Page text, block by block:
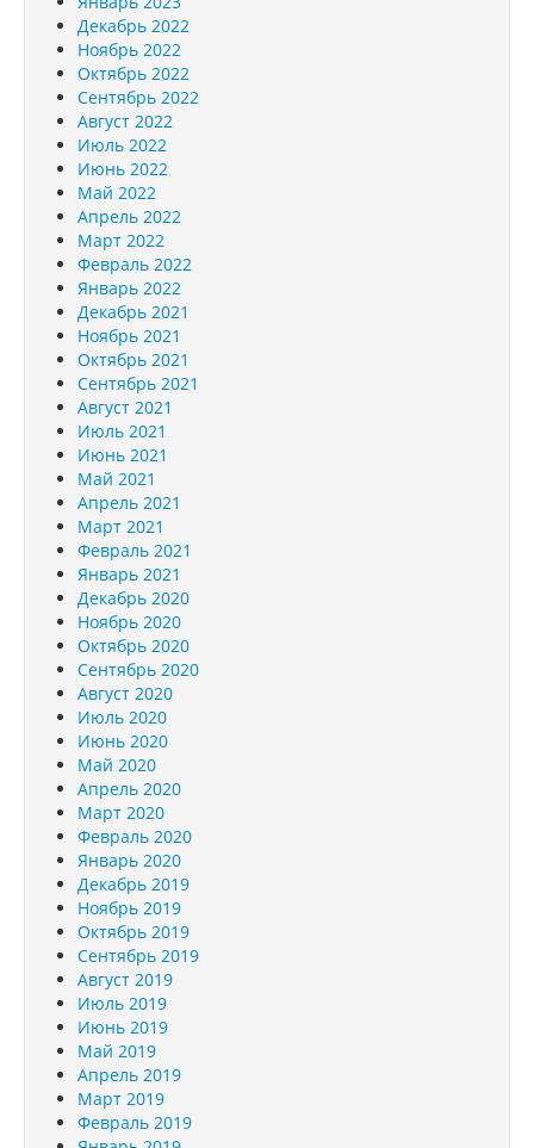
Декабрь 2022
Ноябрь 2022
Октябрь 2022
Сентябрь 2022
Август 2022
Июль 2022
Июнь 2022
Май 2022
Апрель 2022
Март 2022
Февраль 2022
Январь 2022
Декабрь 2021
Ноябрь 2021
Октябрь 2021
Сентябрь 2021
Август 2021
Июль 2021
Июнь 2021
Май 2021
Апрель 2021
Март 2021
Февраль 2021
Январь 2021
Декабрь 2020
Ноябрь 2020
Октябрь 2020
Сентябрь 2020
Август 2020
Июль 2020
Июнь 2020
Май 2020
Апрель 2020
Март 2020
Февраль 2020
Январь 2020
Декабрь 2019
Ноябрь 2019
Октябрь 2019
Сентябрь 2019
Август 2019
Июль 2019
Июнь 2019
Май 2019
Апрель 2019
Март 2019
Февраль 2019